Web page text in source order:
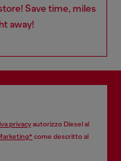
Save time, miles
away!
privacyautorizzo Diesel al
come descritto al